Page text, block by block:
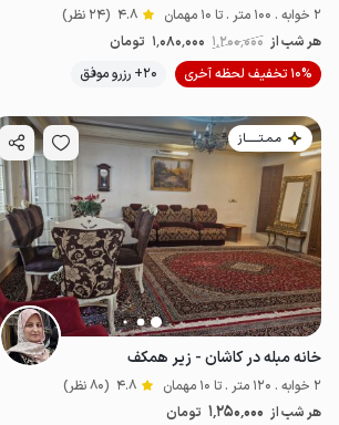
2 خوابه . 100 متر . تا 10 مهمان 4.8 (24 نظر)
هر شب از 1٬200٬000 1٬080٬000 تومان
10% تخفیف لحظه آخری
20+ رزرو موفق
مـمـتــــــاز
خانه مبله در کاشان - زیر همکف
2 خوابه . 120 متر . تا 10 مهمان 4.8 (80 نظر)
هر شب از 1٬250٬000 تومان